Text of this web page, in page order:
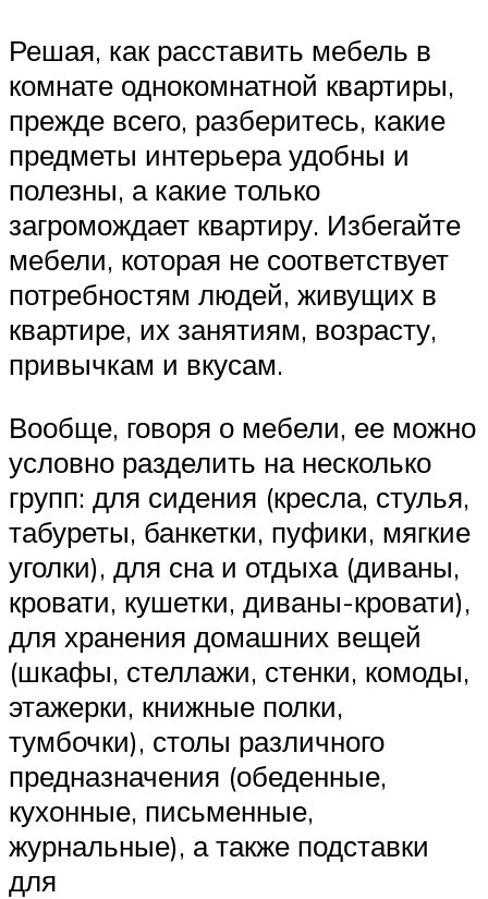
Решая, как расставить мебель в
комнате однокомнатной квартиры,
прежде всего, разберитесь, какие
предметы интерьера удобны и
полезны, а какие только
загромождает квартиру. Избегайте
мебели, которая не соответствует
потребностям людей, живущих в
квартире, их занятиям, возрасту,
привычкам и вкусам.
Вообще, говоря о мебели, ее можно
условно разделить на несколько
групп: для сидения (кресла, стулья,
табуреты, банкетки, пуфики, мягкие
уголки), для сна и отдыха (диваны,
кровати, кушетки, диваны-кровати),
для хранения домашних вещей
(шкафы, стеллажи, стенки, комоды,
этажерки, книжные полки,
тумбочки), столы различного
предназначения (обеденные,
кухонные, письменные,
журнальные), а также подставки
для